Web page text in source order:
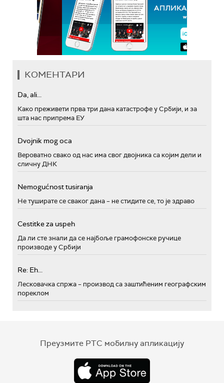
КОМЕНТАРИ
Da, ali...
Како преживети прва три дана катастрофе у Србији, и за
шта нас припрема ЕУ
Dvojnik mog oca
Вероватно свако од нас има свог двојника са којим дели и
сличну ДНК
Nemogućnost tusiranja
Не туширате се сваког дана – не стидите се, то је здраво
Cestitke za uspeh
Да ли сте знали да се најбоље грамофонске ручице
производе у Србији
Re: Eh...
Лесковачка спржа – производ са заштићеним географским
пореклом
Преузмите РТС мобилну апликацију